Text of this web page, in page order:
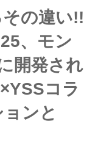
在はアステモの
いる。この記事
する「バラン
の違い!!
、モン
開発され
コラ
ンと